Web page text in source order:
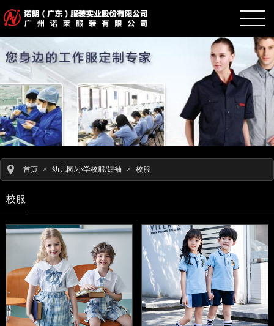
首页 > 幼儿园/小学校服/短袖 > 校服
校服